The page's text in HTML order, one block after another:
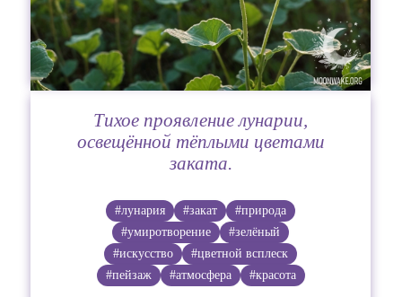
Тихое проявление лунарии,
освещённой тёплыми цветами
заката.
#лунария #закат
#природа
#умиротворение
#зелёный
#искусство
#цветной всплеск
#пейзаж
#атмосфера #красота